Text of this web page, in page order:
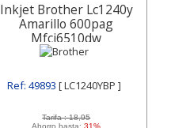
Inkjet Brother Lc1240y
Amarillo 600pag
Mfcj6510dw
Mfcj6710dw
Ref: 49893[ LC1240YBP ]
Tarifa :18,95
Ahorro hasta:31%